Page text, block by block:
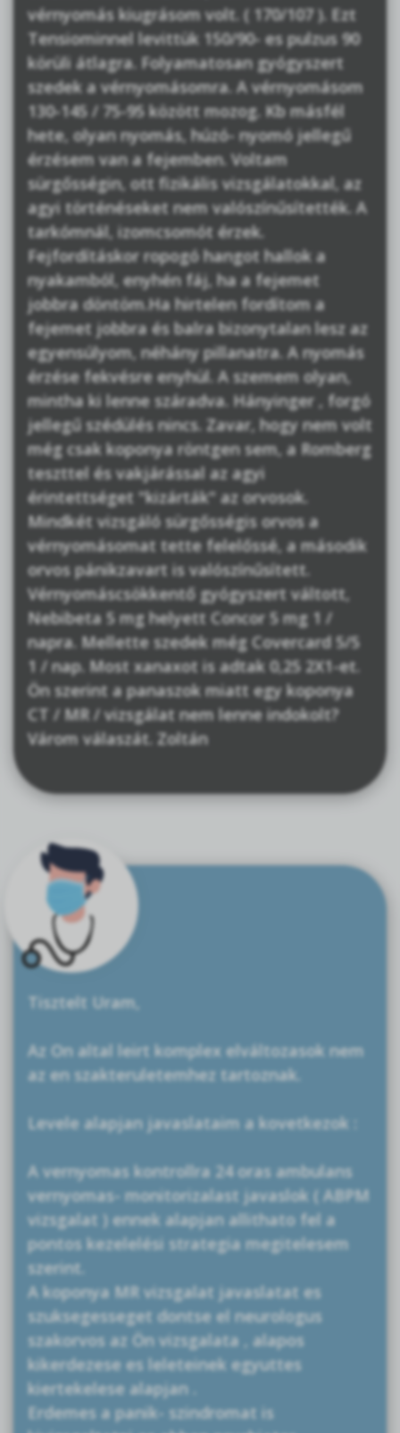
vérnyomás kiugrásom volt. ( 170/107 ). Ezt
Tensiominnel levittük 150/90- es pulzus 90
körüli átlagra. Folyamatosan gyógyszert
szedek a vérnyomásomra. A vérnyomásom
130-145 / 75-95 között mozog. Kb másfél
hete, olyan nyomás, húzó- nyomó jellegű
érzésem van a fejemben. Voltam
sürgősségin, ott fizikális vizsgálatokkal, az
agyi történéseket nem valószínűsítették. A
tarkómnál, izomcsomót érzek.
Fejfordításkor ropogó hangot hallok a
nyakamból, enyhén fáj, ha a fejemet
jobbra döntöm.Ha hirtelen fordítom a
fejemet jobbra és balra bizonytalan lesz az
egyensúlyom, néhány pillanatra. A nyomás
érzése fekvésre enyhül. A szemem olyan,
mintha ki lenne száradva. Hányinger , forgó
jellegű szédülés nincs. Zavar, hogy nem volt
még csak koponya röntgen sem, a Romberg
teszttel és vakjárással az agyi
érintettséget "kizárták" az orvosok.
Mindkét vizsgáló sürgősségis orvos a
vérnyomásomat tette felelőssé, a második
orvos pánikzavart is valószínűsített.
Vérnyomáscsökkentő gyógyszert váltott,
Nebibeta 5 mg helyett Concor 5 mg 1 /
napra. Mellette szedek még Covercard 5/5
1 / nap. Most xanaxot is adtak 0,25 2X1-et.
Ön szerint a panaszok miatt egy koponya
CT / MR / vizsgálat nem lenne indokolt?
Várom válaszát. Zoltán
Tisztelt Uram,
Az On altal leirt komplex elváltozasok nem
az en szakteruletemhez tartoznak.
Levele alapjan javaslataim a kovetkezok :
A vernyomas kontrollra 24 oras ambulans
vernyomas- monitorizalast javaslok ( ABPM
vizsgalat ) ennek alapjan allithato fel a
pontos kezelelési strategia megitelesem
szerint.
A koponya MR vizsgalat javaslatat es
szuksegesseget dontse el neurologus
szakorvos az Ön vizsgalata , alapos
kikerdezese es leleteinek egyuttes
kiertekelese alapjan .
Erdemes a panik- szindromat is